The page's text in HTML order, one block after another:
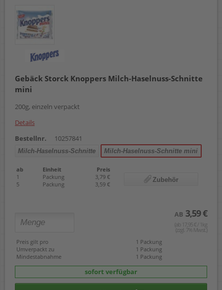
Gebäck Storck Knoppers Milch-Haselnuss-Schnitte
mini
200g, einzeln verpackt
Details
Bestellnr.
10257841
Milch-Haselnuss-Schnitte Milch-Haselnuss-Schnitte mini
ab Einheit
Preis
1
Packung
3,79 €
5
Packung 3,59 €
Zubehör
AB 3,59 €
(ab 17,95 € / 1kg
(zzgl. 7% Mwst.)
Preis gilt pro
1 Packung
Umverpackt zu
1 Packung
Mindestabnahme
1 Packung
sofort verfügbar